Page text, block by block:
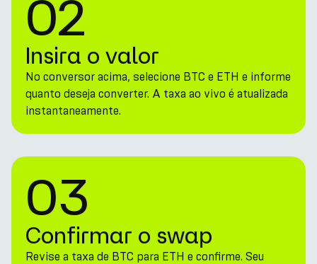
02
Insira o valor
No conversor acima, selecione BTC e ETH e informe
quanto deseja converter. A taxa ao vivo é atualizada
instantaneamente.
03
Confirmar o swap
Revise a taxa de BTC para ETH e confirme. Seu